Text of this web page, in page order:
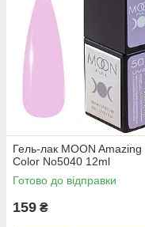
Гель-лак MOON Amazing
Color No5040 12ml
Готово до відправки
159 ₴